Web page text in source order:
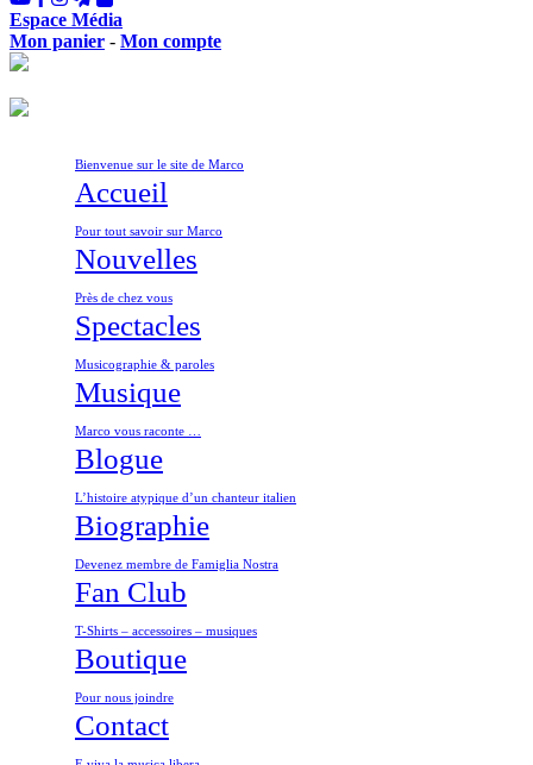
Espace Média
Mon panier - Mon compte
Bienvenue sur le site de Marco
Accueil
Pour tout savoir sur Marco
Nouvelles
Près de chez vous
Spectacles
Musicographie & paroles
Musique
Marco vous raconte …
Blogue
L’histoire atypique d’un chanteur italien
Biographie
Devenez membre de Famiglia Nostra
Fan Club
T-Shirts – accessoires – musiques
Boutique
Pour nous joindre
Contact